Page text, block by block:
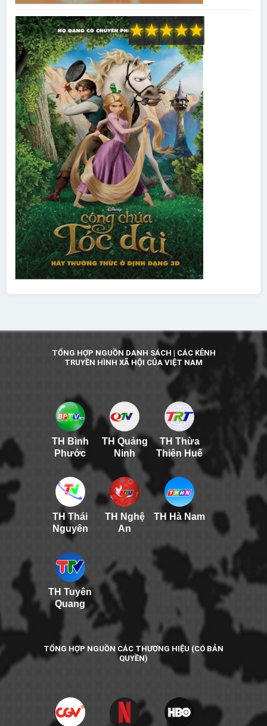
★
★
★
★
★
TỔNG HỢP NGUỒN DANH SÁCH | CÁC KÊNH
TRUYỀN HÌNH XÃ HỘI CỦA VIỆT NAM
TH Bình
Phước
TH Quảng
Ninh
TH Thừa
Thiên Huế
TH Thái
Nguyên
TH Nghệ
An
TH Hà Nam
TH Tuyên
Quang
TỔNG HỢP NGUỒN CÁC THƯƠNG HIỆU (CÓ BẢN
QUYỀN)